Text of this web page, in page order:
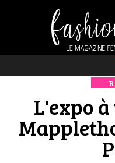
L'expo